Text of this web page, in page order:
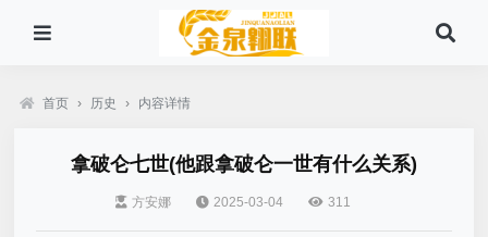
首页 › 历史 › 内容详情
拿破仑七世(他跟拿破仑一世有什么关系)
方安娜 2025-03-04 311